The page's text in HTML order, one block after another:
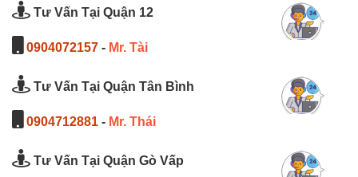
Tư Vấn Tại Quận 12
0904072157 - Mr. Tài
Tư Vấn Tại Quận Tân Bình
0904712881 - Mr. Thái
Tư Vấn Tại Quận Gò Vấp